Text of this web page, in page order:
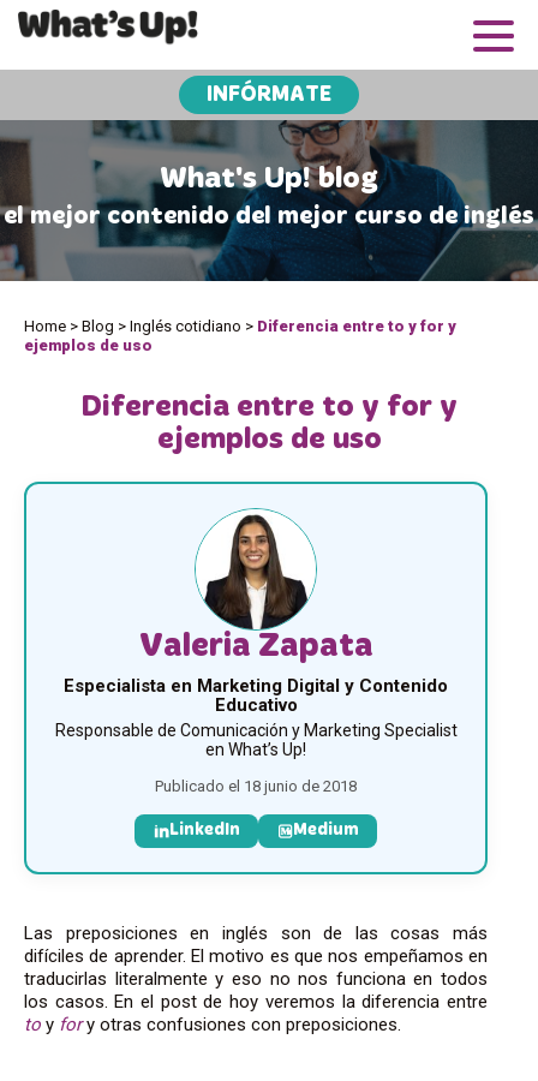
INFÓRMATE
What's Up! blog
el mejor contenido del mejor curso de inglés
Home > Blog > Inglés cotidiano > Diferencia entre to y for y
ejemplos de uso
Diferencia entre to y for y
ejemplos de uso
Valeria Zapata
Especialista en Marketing Digital y Contenido
Educativo
Responsable de Comunicación y Marketing Specialist
en What’s Up!
Publicado el 18 junio de 2018
LinkedIn Medium
Las preposiciones en inglés son de las cosas más
difíciles de aprender. El motivo es que nos empeñamos en
traducirlas literalmente y eso no nos funciona en todos
los casos. En el post de hoy veremos la diferencia entre
to y fory otras confusiones con preposiciones.